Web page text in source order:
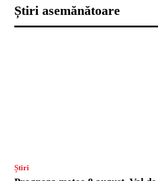
Știri asemănătoare
Știri